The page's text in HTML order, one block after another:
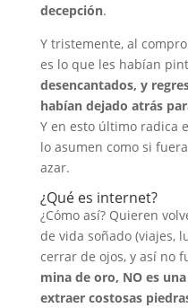
decepción.
Y tristemente, al
es lo que les habían
desencantados, y
habían dejado atrás
Y en esto último radica
lo asumen como si
azar.
¿Qué es internet?
¿Cómo así? Quieren
de vida soñado (viajes,
cerrar de ojos, y así no
mina de oro, NO es
extraer costosas